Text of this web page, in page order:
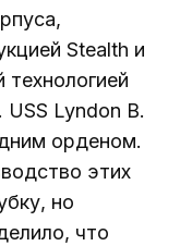
Stealth и
Lyndon B.
орденом.
этих
но
что